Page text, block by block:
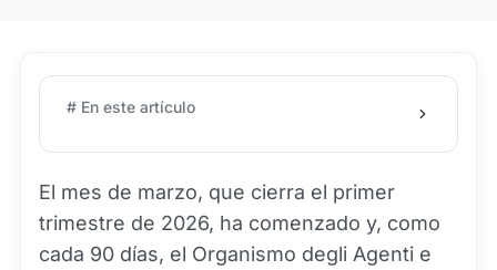
# En este artículo
El mes de marzo, que cierra el primer
trimestre de 2026, ha comenzado y, como
cada 90 días, el Organismo degli Agenti e